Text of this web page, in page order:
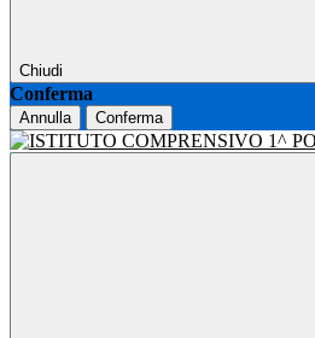
Chiudi
Conferma
Annulla Conferma